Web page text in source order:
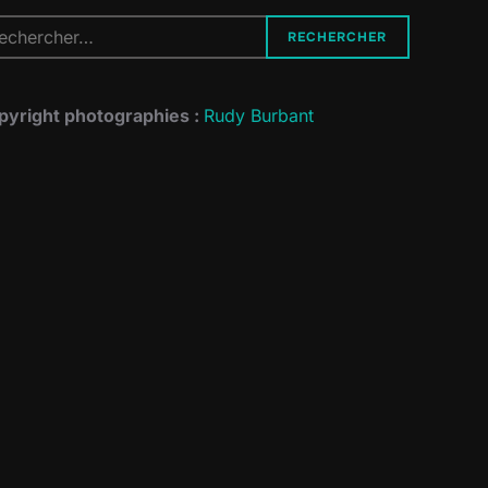
:
RECHERCHER
photographies : Rudy Burbant